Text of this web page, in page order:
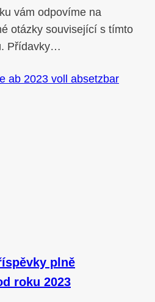
vám odpovíme na
otázky související s tímto
Přídavky…
plně
roku 2023